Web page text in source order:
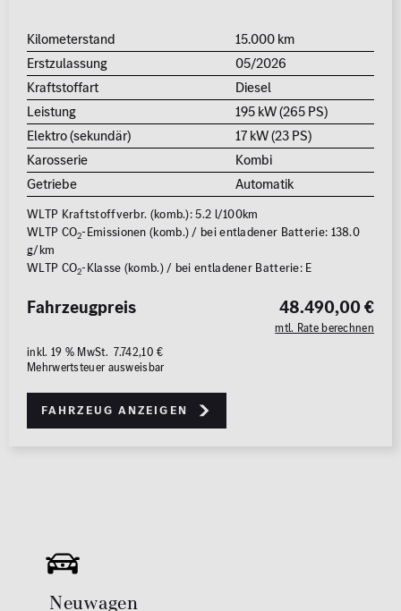
Kilometerstand
15.000 km
Erstzulassung
05/2026
Kraftstoffart
Diesel
Leistung
195 kW (265 PS)
Elektro (sekundär)
17 kW (23 PS)
Karosserie
Kombi
Getriebe
Automatik
WLTP Kraftstoffverbr. (komb.): 5.2 l/100km
WLTP CO2-Emissionen (komb.) / bei entladener Batterie: 138.0
g/km
WLTP CO2-Klasse (komb.) / bei entladener Batterie: E
48.490,00 €
mtl. Rate berechnen
Fahrzeugpreis
inkl. 19 % MwSt. 7.742,10 €
Mehrwertsteuer ausweisbar
Fahrzeug anzeigen
Neuwagen